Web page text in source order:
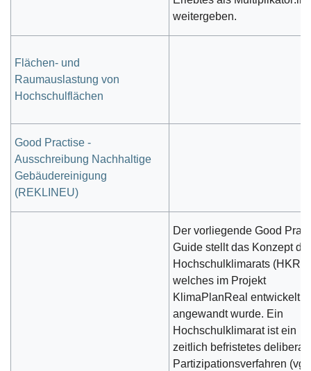
weitergeben.
Flächen- und
Raumauslastung von
Hochschulflächen
Good Practise -
Ausschreibung Nachhaltige
Gebäudereinigung
(REKLINEU)
Der vorliegende Good
Guide stellt das Konzept
Hochschulklimarats (HKR)
welches im Projekt
KlimaPlanReal entwickelt
angewandt wurde. Ein
Hochschulklimarat ist ein
zeitlich befristetes
Partizipationsverfahren (vgl.